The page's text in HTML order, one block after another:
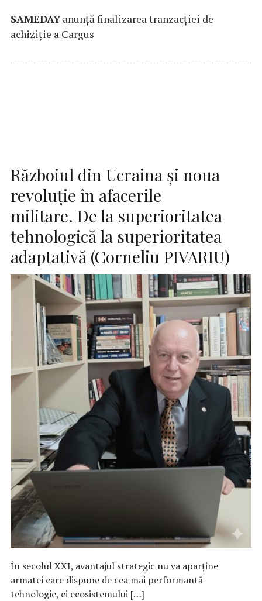
SAMEDAYanunță finalizarea tranzacției de
achiziție a Cargus
Războiul din Ucraina și noua
revoluție în afacerile
militare. De la superioritatea
tehnologică la superioritatea
adaptativă (Corneliu PIVARIU)
În secolul XXI, avantajul strategic nu va aparține
armatei care dispune de cea mai performantă
tehnologie, ci ecosistemului […]